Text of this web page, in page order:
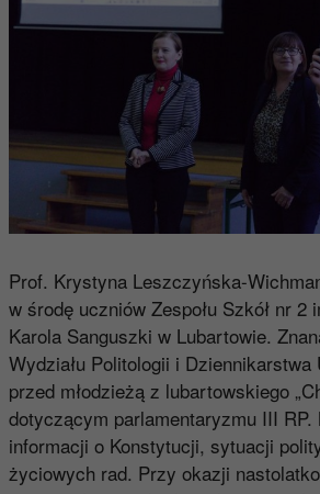
Prof. Krystyna Leszczyńska-
w środę uczniów Zespołu Szkół nr 2
Karola Sanguszki w Lubartowie.
Wydziału Politologii i Dziennikarstwa
przed młodzieżą z lubartowskiego
dotyczącym parlamentaryzmu III RP.
informacji o Konstytucji, sytuacji
życiowych rad. Przy okazji